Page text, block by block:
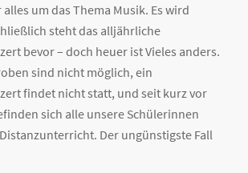
um das Thema Musik. Es wird
steht das alljährliche
bevor – doch heuer ist Vieles anders.
sind nicht möglich, ein
findet nicht statt, und seit kurz vor
sich alle unsere Schülerinnen
Der ungünstigste Fall